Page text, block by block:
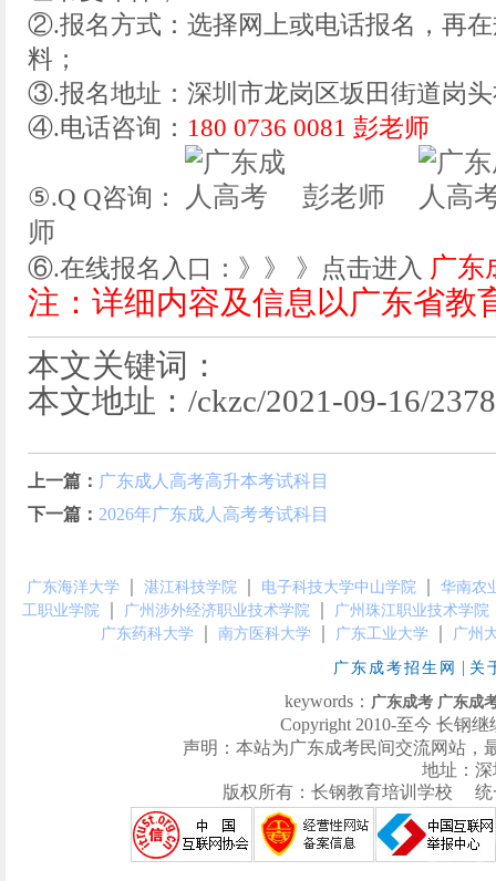
②.报名方式：选择网上或电话报名，再
料；
③.报名地址：深圳市龙岗区坂田街道岗
④.电话咨询： 180 0736 0081 彭老师
⑤.Q Q咨询：
彭老师
师
⑥.在线报名入口：》》 》点击进入 广东
注：详细内容及信息以广东省教
本文关键词：
本文地址：/ckzc/2021-09-16/
上一篇： 广东成人高考高升本考试科目
下一篇： 2026年广东成人高考考试科目
广东海洋大学 湛江科技学院 电子科技大学中山学院
华南农
工职业学院
广州涉外经济职业技术学院 广州珠江职业技术学院
广东药科大学 南方医科大学 广东工业大学 广州
广东成考招生网 | 关
keywords： 广东成考 广东成
Copyright 2010-至今 长钢
声明：本站为广东成考民间交流网站，
地址：
版权所有：长钢教育培训学校 统